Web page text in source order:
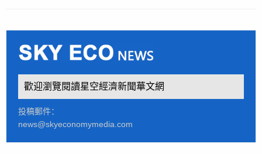
歡迎瀏覽閱讀星空經濟新聞華文網
投稿郵件：
news@skyeconomymedia.com